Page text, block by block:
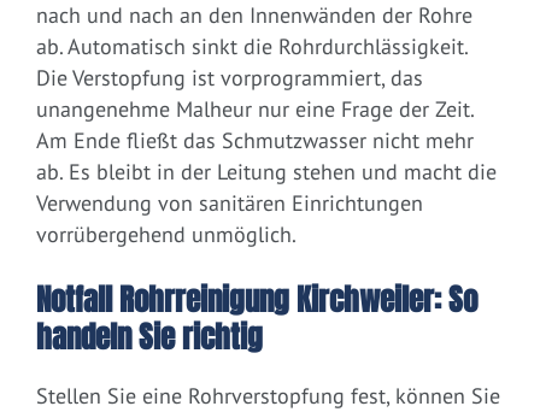
nach und nach an den Innenwänden der Rohre
ab. Automatisch sinkt die Rohrdurchlässigkeit.
Die Verstopfung ist vorprogrammiert, das
unangenehme Malheur nur eine Frage der Zeit.
Am Ende fließt das Schmutzwasser nicht mehr
ab. Es bleibt in der Leitung stehen und macht die
Verwendung von sanitären Einrichtungen
vorrübergehend unmöglich.
Notfall Rohrreinigung Kirchweiler: So
handeln Sie richtig
Stellen Sie eine Rohrverstopfung fest, können Sie